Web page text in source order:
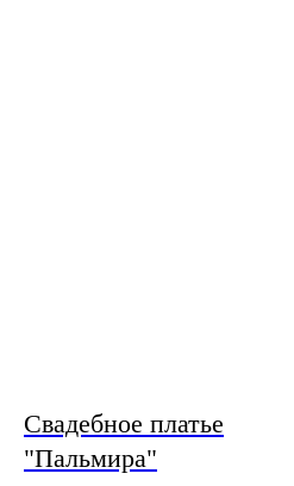
Свадебное платье
"Пальмира"